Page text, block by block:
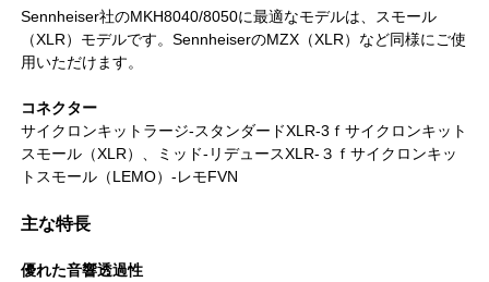
Sennheiser社のMKH8040/8050に最適なモデルは、スモール
（XLR）モデルです。SennheiserのMZX（XLR）など同様にご使
用いただけます。
コネクター
サイクロンキットラージ-スタンダードXLR-3ｆサイクロンキット
スモール（XLR）、ミッド-リデュースXLR-３ｆサイクロンキッ
トスモール（LEMO）-レモFVN
主な特長
優れた音響透過性